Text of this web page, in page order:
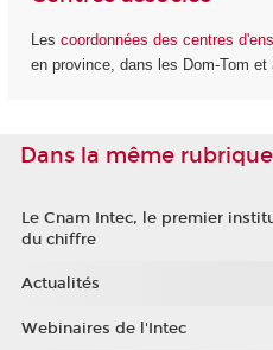
Les coordonnées des centres
en province, dans les Dom-Tom et
Dans la même rubrique
Le Cnam Intec, le premier
du chiffre
Actualités
Webinaires de l'Intec